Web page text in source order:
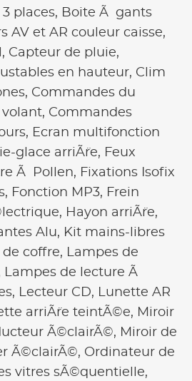
places, Boite Ã gants
AV et AR couleur caisse,
Capteur de pluie,
en hauteur, Clim
Commandes du
volant, Commandes
Ecran multifonction
glace arriÃ¨re, Feux
Ã Pollen, Fixations Isofix
Fonction MP3, Frein
Hayon arriÃ¨re,
Alu, Kit mains-libres
de coffre,
Lampes de
Lampes de lecture Ã
Lecteur CD,
Lunette AR
arriÃ¨re teintÃ©e, Miroir
Ã©clairÃ©, Miroir de
Ã©clairÃ©, Ordinateur de
vitres sÃ©quentielle,